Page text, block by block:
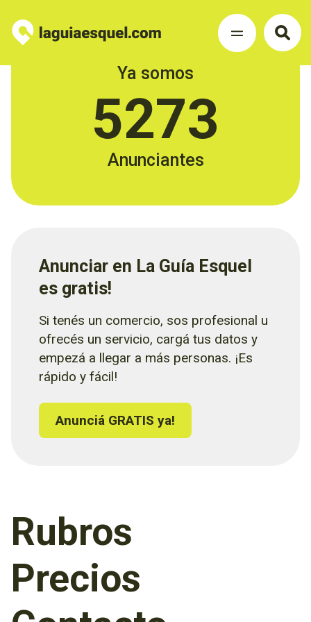
Ya somos
5273
Anunciantes
Anunciar en La Guía Esquel
es gratis!
Si tenés un comercio, sos profesional u
ofrecés un servicio, cargá tus datos y
empezá a llegar a más personas. ¡Es
rápido y fácil!
Anunciá GRATIS ya!
Rubros
Precios